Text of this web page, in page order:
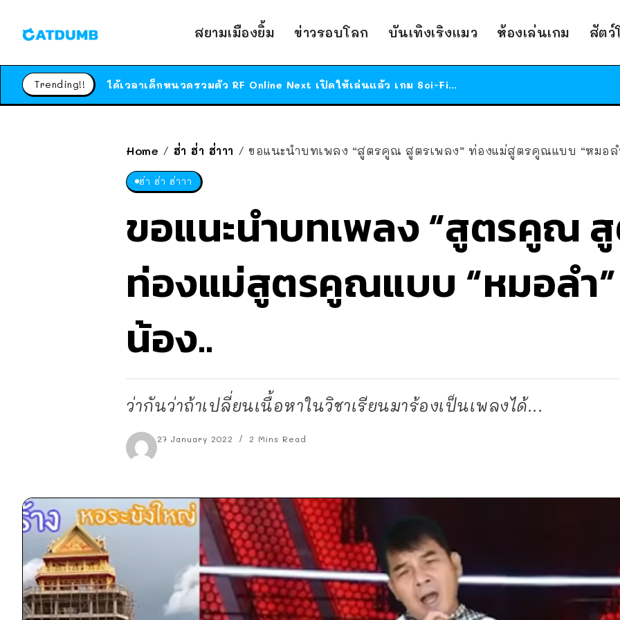
สยามเมืองยิ้ม ข่าวรอบโลก บันเทิงเริงแมว ห้องเล่นเกม สัตว์
Trending!!
สาวญี่ปุ่นโดนแมวตัวเองกัด ไม่ได้ไปหาหมอตั้งแต่เนิ่นๆ สุดท้ายขาบวม กลายเป็นโรคเนื้อเน่า เตือนทาสแมวทั้งหลายให้ระวัง
ร้านอาหารในนิวยอร์กประกาศปิดตัวลง หลังอยู่มานานกว่า 45 ปี ติดป้ายขอบคุณลูกค้าทุกคน แถมสูตรทำไวท์ซอสให้แบบจัดเต็ม
Home / ฮ่า ฮ่า ฮ่าาา / ขอแนะนำบทเพลง “สูตรคูณ สูตรเพลง” ท่องแม่สูตรคูณแบบ “หมอ
ฮ่า ฮ่า ฮ่าาา
ขอแนะนำบทเพลง “สูตรคูณ
ท่องแม่สูตรคูณแบบ “หมอลำ
น้อง..
ว่ากันว่าถ้าเปลี่ยนเนื้อหาในวิชาเรียนมาร้องเป็นเพลงได้...
27 January 2022 2 Mins Read